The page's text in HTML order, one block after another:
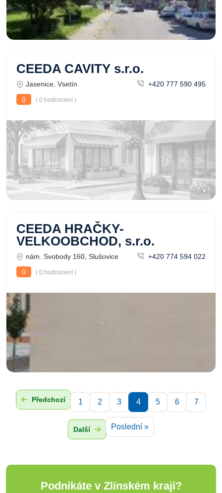
CEEDA CAVITY s.r.o.
Jasenice, Vsetín
+420 777 590 495
0
( 0 hodnocení )
CEEDA HRAČKY-
VELKOOBCHOD, s.r.o.
nám. Svobody 160, Slušovice
+420 774 594 022
0
( 0 hodnocení )
Předchozí 1 2 3 4 5 6 7
Další Poslední »
Podnikáte v Zlínském kraji?